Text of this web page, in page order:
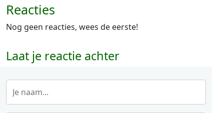
Reacties
Nog geen reacties, wees de eerste!
Laat je reactie achter